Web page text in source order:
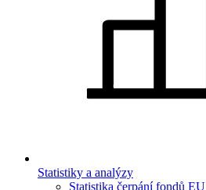
Statistiky a analýzy
Statistika čerpání fondů